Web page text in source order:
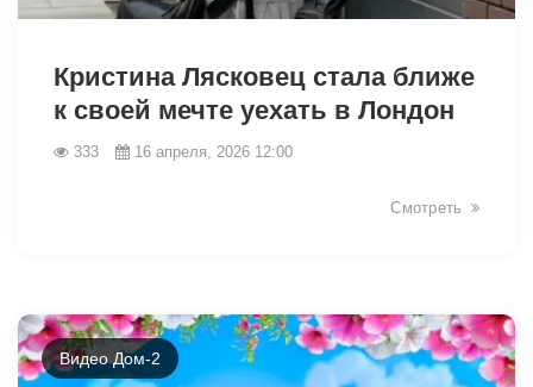
Кристина Лясковец стала ближе
к своей мечте уехать в Лондон
333 16 апреля, 2026 12:00
Смотреть
Видео Дом-2